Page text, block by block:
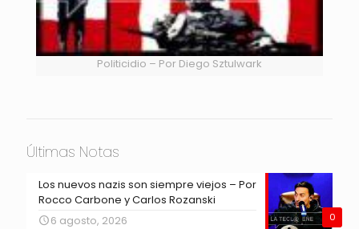
Politicidio – Por Diego Sztulwark
Últimas Notas
0
Los nuevos nazis son siempre viejos – Por
Rocco Carbone y Carlos Rozanski
6 agosto, 2026